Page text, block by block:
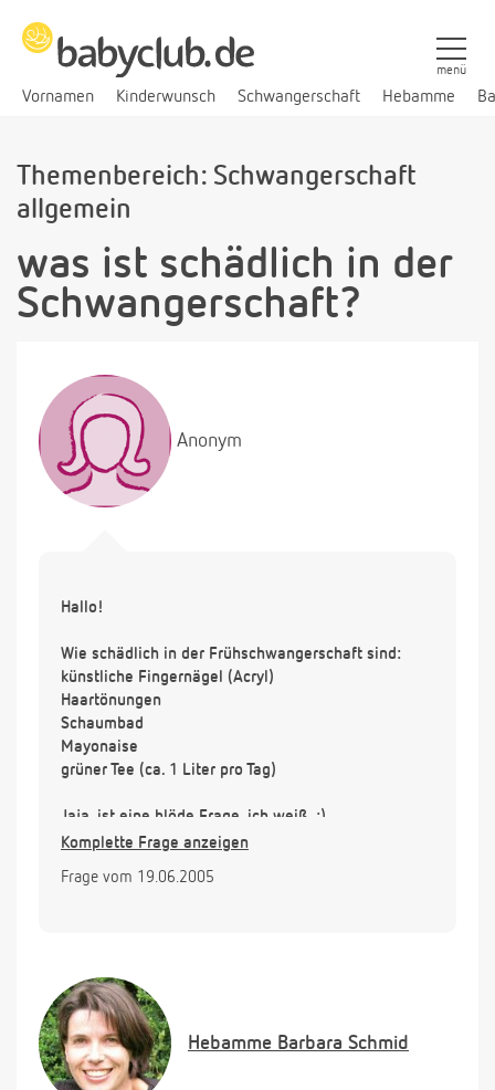
Vornamen Kinderwunsch Schwangerschaft Hebamme
menü
Themenbereich: Schwangerschaft
allgemein
was ist schädlich in der
Schwangerschaft?
Anonym
Hallo!
Wie schädlich in der Frühschwangerschaft sind:
künstliche Fingernägel (Acryl)
Haartönungen
Schaumbad
Mayonaise
grüner Tee (ca. 1 Liter pro Tag)
Jaja, ist eine blöde Frage, ich weiß. :)
ab 27.6. testen) aber da ich vor einem halben Jahr
Viele liebe Grüße,
Manuela
Komplette Frage anzeigen
Frage vom 19.06.2005
Hebamme Barbara Schmid